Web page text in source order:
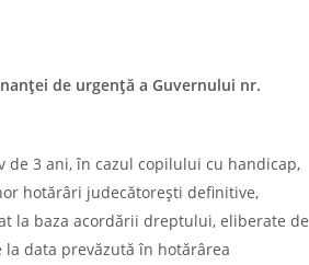
de urgenţă a Guvernului nr.
de 3 ani, în cazul copilului cu handicap,
hotărâri judecătoreşti definitive,
la baza acordării dreptului, eliberate de
data prevăzută în hotărârea